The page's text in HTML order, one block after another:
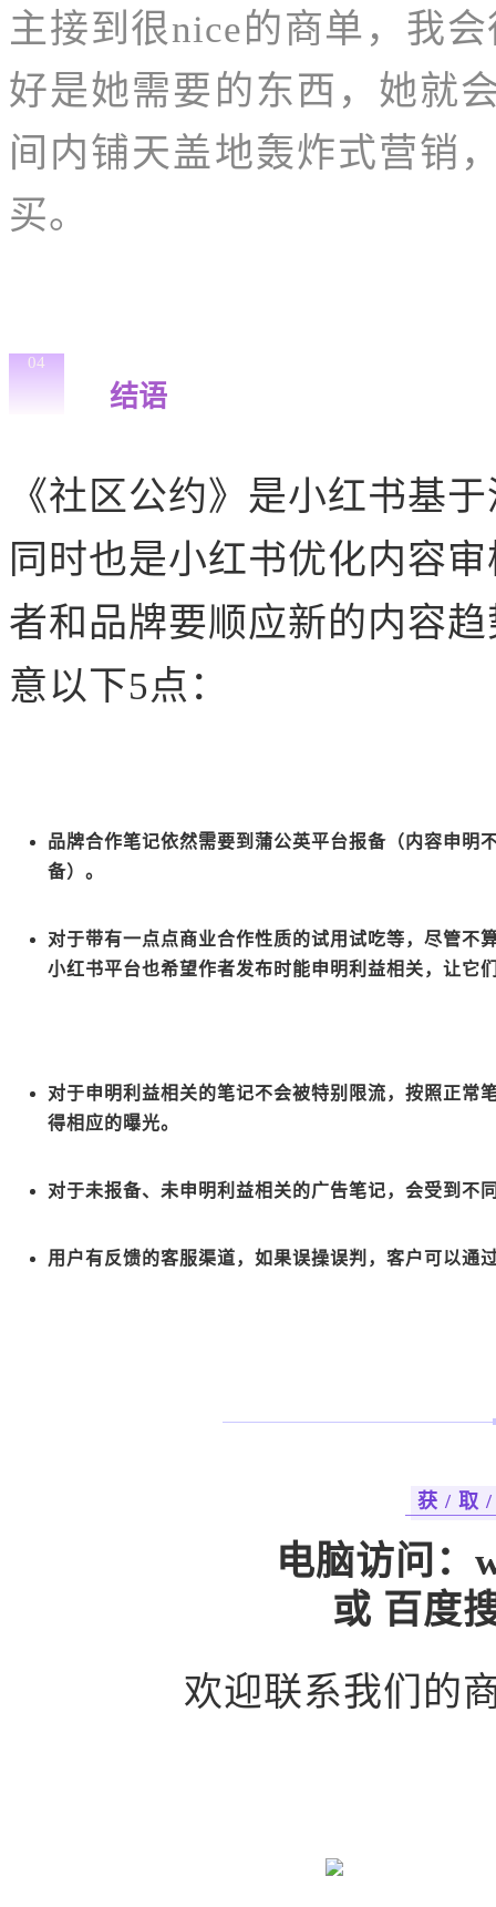
主接到很nice的商单，我
好是她需要的东西，她就
间内铺天盖地轰炸式营销
买。
04
结语
《社区公约》是小红书基
同时也是小红书优化内容
者和品牌要顺应新的内容
意以下5点：
品牌合作笔记依然需要到蒲公英平台报备（内容申明
备）。
对于带有一点点商业合作性质的试用试吃等，尽管不
小红书平台也希望作者发布时能申明利益相关，让它
对于申明利益相关的笔记不会被特别限流，按照正常
得相应的曝光。
对于未报备、未申明利益相关的广告笔记，会受到不
用户有反馈的客服渠道，如果误操误判，客户可以通
获 / 取
电脑访问：
或 百度
欢迎联系我们的